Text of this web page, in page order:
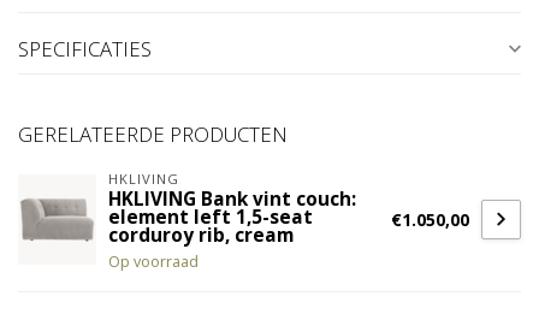
SPECIFICATIES
GERELATEERDE PRODUCTEN
HKLIVING
HKLIVING Bank vint couch:
element left 1,5-seat
corduroy rib, cream
Op voorraad
€1.050,00